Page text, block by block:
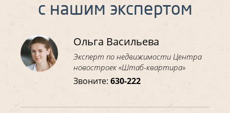
с нашим экспертом
Ольга Васильева
Эксперт по недвижимости Центра
новостроек «Штаб-квартира»
Звоните:630-222